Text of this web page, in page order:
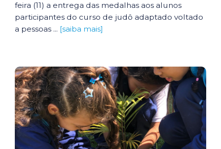
feira (11) a entrega das medalhas aos alunos
participantes do curso de judô adaptado voltado
a pessoas ... [saiba mais]